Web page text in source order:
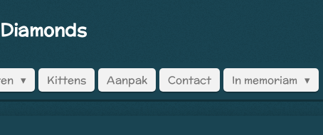
Kittens Aanpak Contact In memoriam